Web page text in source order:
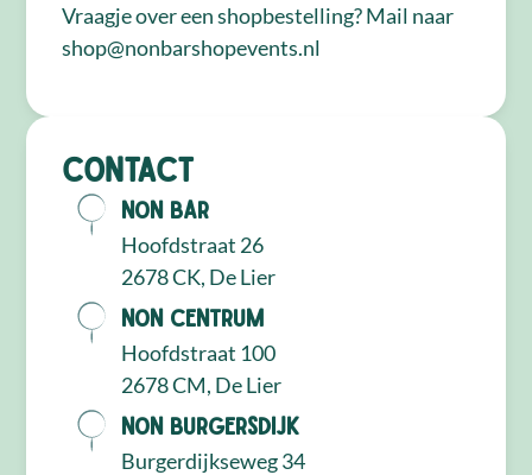
Vraagje over een shopbestelling? Mail naar
shop@nonbarshopevents.nl
Contact
NON Bar
Hoofdstraat 26
2678 CK, De Lier
NON Centrum
Hoofdstraat 100
2678 CM, De Lier
NON Burgersdijk
Burgerdijkseweg 34